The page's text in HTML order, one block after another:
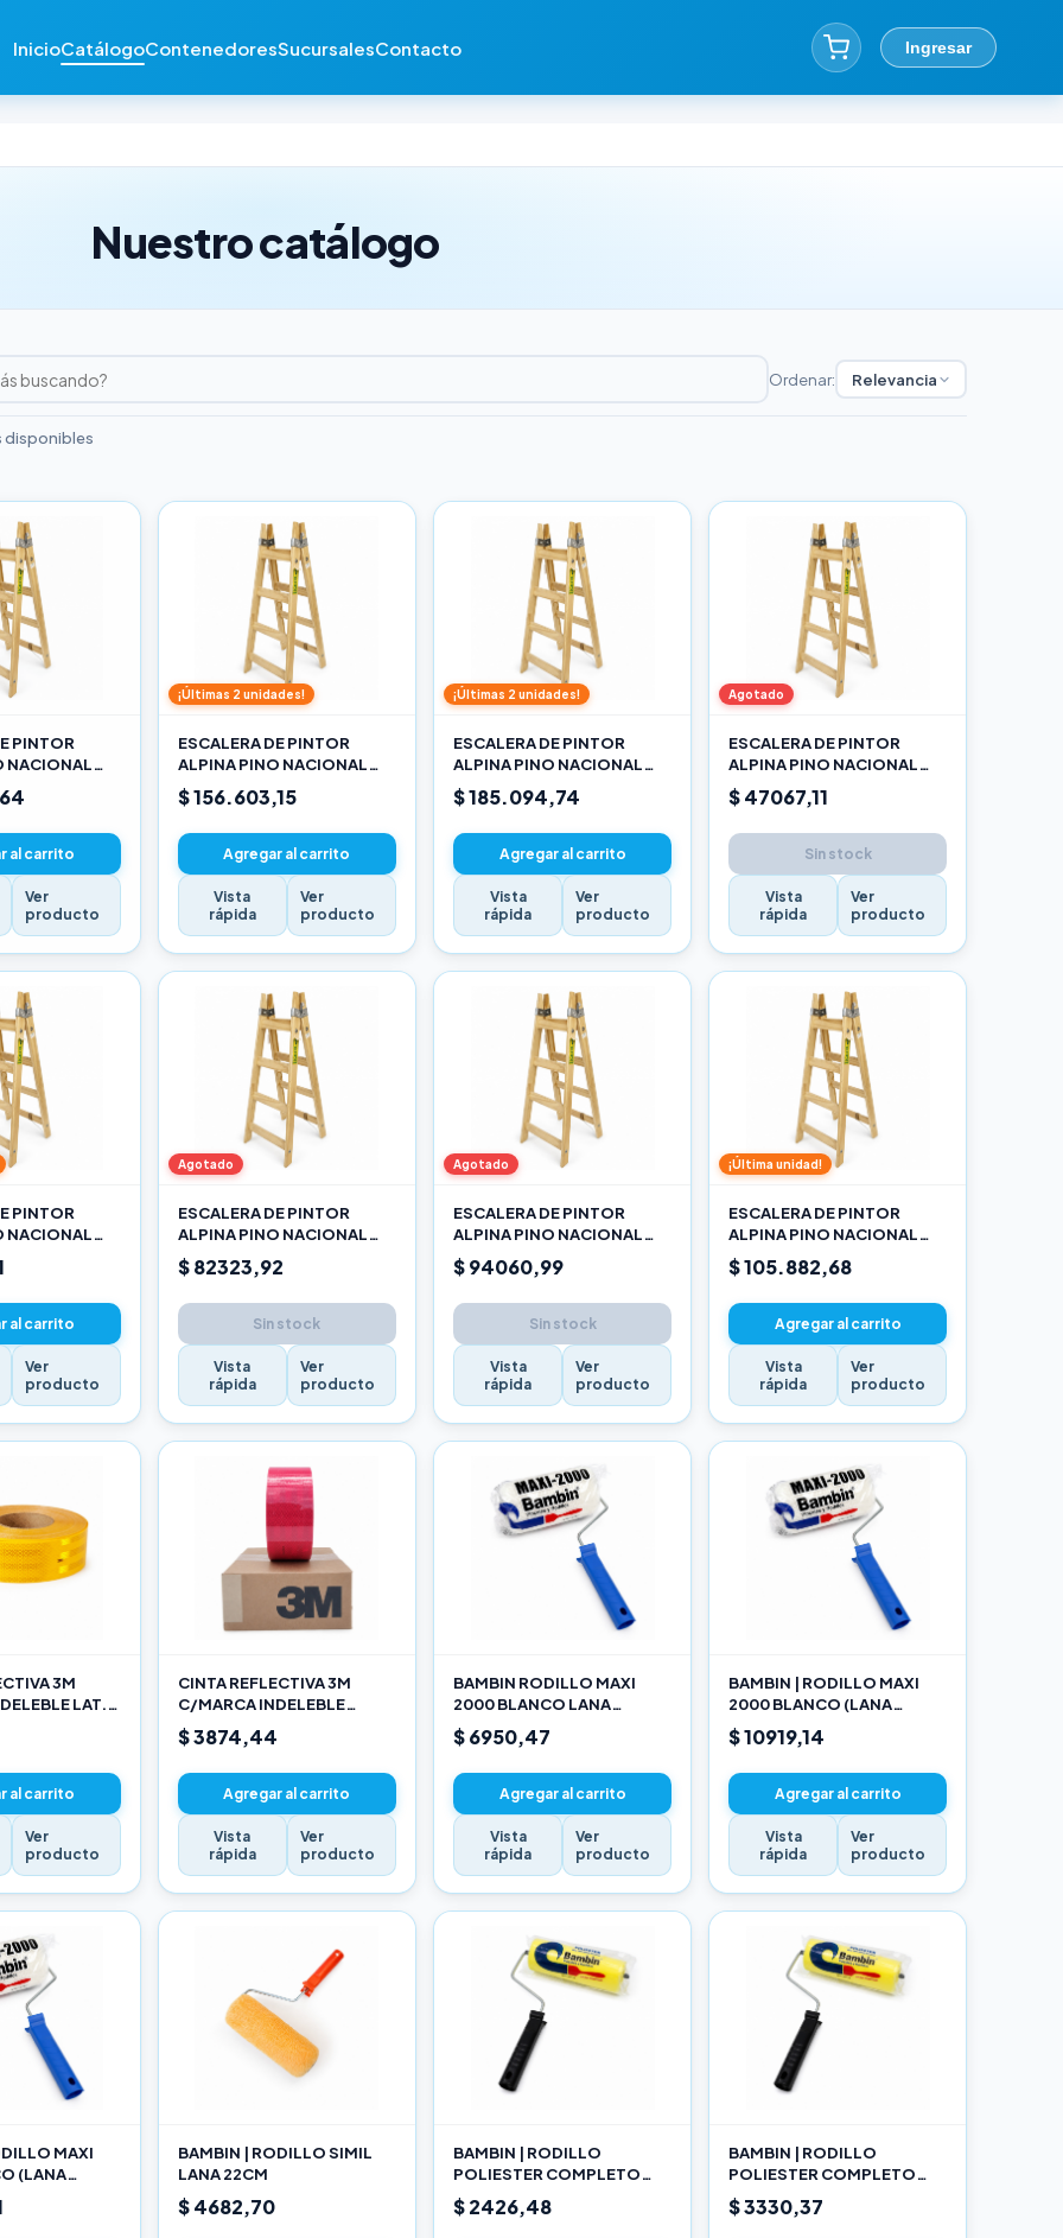
InicioCatálogoContenedoresSucursalesContacto Ingresar
Nuestro catálogo
Ordenar: Relevancia
disponibles
PINTOR
NACIONAL
al carrito
Ver
producto
¡Últimas 2 unidades!
ESCALERA DE PINTOR
ALPINA PINO NACIONAL
3,30M PRO
$ 156.603,15
Agregar al carrito
Vista
rápida
Ver
producto
¡Últimas 2 unidades!
ESCALERA DE PINTOR
ALPINA PINO NACIONAL
3,90M PRO
$ 185.094,74
Agregar al carrito
Vista
rápida
Ver
producto
Agotado
ESCALERA DE PINTOR
ALPINA PINO NACIONAL
1,20M PRO
$ 47067,11
Sin stock
Vista
rápida
Ver
producto
PINTOR
NACIONAL
al carrito
Ver
producto
Agotado
ESCALERA DE PINTOR
ALPINA PINO NACIONAL
2,10M PRO
$ 82323,92
Sin stock
Vista
rápida
Ver
producto
Agotado
ESCALERA DE PINTOR
ALPINA PINO NACIONAL
2,40M PRO
$ 94060,99
Sin stock
Vista
rápida
Ver
producto
¡Última unidad!
ESCALERA DE PINTOR
ALPINA PINO NACIONAL
2,70M PRO
$ 105.882,68
Agregar al carrito
Vista
rápida
Ver
producto
3M
LAT.
al carrito
Ver
producto
CINTA REFLECTIVA 3M
C/MARCA INDELEBLE
TRASERA BLANCA Y ROJO X
METRO
$ 3874,44
Agregar al carrito
Vista
rápida
Ver
producto
BAMBIN RODILLO MAXI
2000 BLANCO LANA
SELECCIONADA 10 CM
$ 6950,47
Agregar al carrito
Vista
rápida
Ver
producto
BAMBIN | RODILLO MAXI
2000 BLANCO (LANA
SELECCIONADA) 17CM
$ 10919,14
Agregar al carrito
Vista
rápida
Ver
producto
MAXI
(LANA
22CM
BAMBIN | RODILLO SIMIL
LANA 22CM
$ 4682,70
BAMBIN | RODILLO
POLIESTER COMPLETO
10CM
$ 2426,48
BAMBIN | RODILLO
POLIESTER COMPLETO
17CM
$ 3330,37